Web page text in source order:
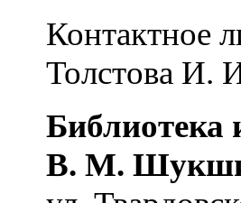
Контактное
Толстова И.
Библиотека
В. М.